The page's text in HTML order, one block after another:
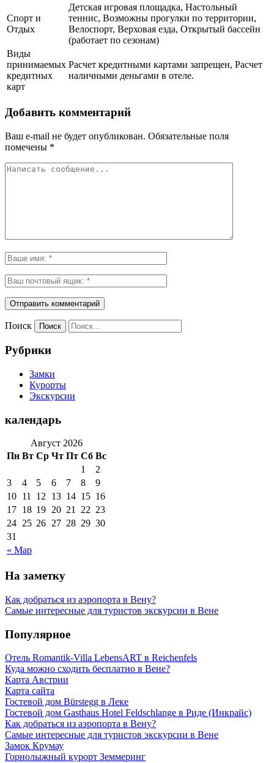
Спорт и
Отдых
Детская игровая площадка, Настольный
теннис, Возможны прогулки по территории,
Велоспорт, Верховая езда, Открытый бассейн
(работает по сезонам)
Виды
принимаемых
кредитных
карт
Расчет кредитными картами запрещен, Расчет
наличными деньгами в отеле.
Добавить комментарий
Ваш e-mail не будет опубликован. Обязательные поля
помечены *
Поиск
Рубрики
Замки
Курорты
Экскурсии
календарь
Август 2026
Пн Вт Ср Чт Пт Сб Вс
« Мар
1
2
3
4 5 6 7 8
9
10 11 12 13 14 15 16
17 18 19 20 21 22 23
24 25 26 27 28 29 30
31
На заметку
Как добраться из аэропорта в Вену?
Самые интересные для туристов экскурсии в Вене
Популярное
Отель Romantik-Villa LebensART в Reichenfels
Куда можно сходить бесплатно в Вене?
Карта Австрии
Карта сайта
Гостевой дом Bürstegg в Леке
Гостевой дом Gasthaus Hotel Feldschlange в Риде (Инкрайс)
Как добраться из аэропорта в Вену?
Самые интересные для туристов экскурсии в Вене
Замок Крумау
Горнолыжный курорт Земмеринг